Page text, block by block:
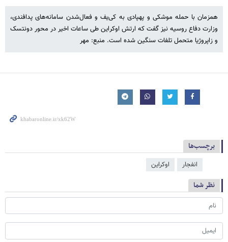
همزمان با حمله موشکی و پهپادی به کی‌یف و فعال‌شدن سامانه‌های پدافندی،
وزارت دفاع روسیه نیز گفت که ارتش اوکراین طی ساعات اخیر در محور دونتسک
و زاپروژیا متحمل تلفات سنگین شده است. منبع: مهر
برچسب‌ها
انفجار اوکراین
نظر شما